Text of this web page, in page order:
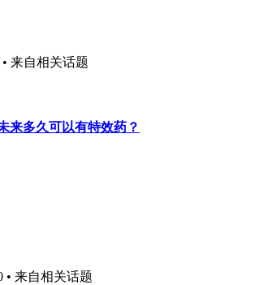
• 来自相关话题
来多久可以有特效药？
• 来自相关话题